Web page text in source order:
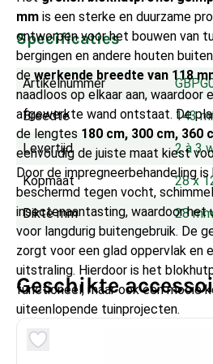
mm is een sterke en duurzame
ontworpen voor het bouwen van
bergingen en andere houten
de werkende breedte van 118
naadloos op elkaar aan, waardoor
afgewerkte wand ontstaat. De
de lengtes 180 cm, 300 cm, 360
eenvoudig de juiste maat kiest
Door de impregneerbehandeling
beschermd tegen vocht,
insectenaantasting, waardoor
voor langdurig buitengebruik. De
zorgt voor een glad oppervlak en
uitstraling. Hierdoor is het
functioneel, maar ook een mooie
uiteenlopende tuinprojecten.
Specificaties
Artikelnummer
Breedte 143
Levertijd 2 à 3
Kopmaat 28 x
Dikte mm 28 mm
Geschikte